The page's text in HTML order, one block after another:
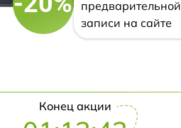
предварительной
записи на сайте
Конец акции